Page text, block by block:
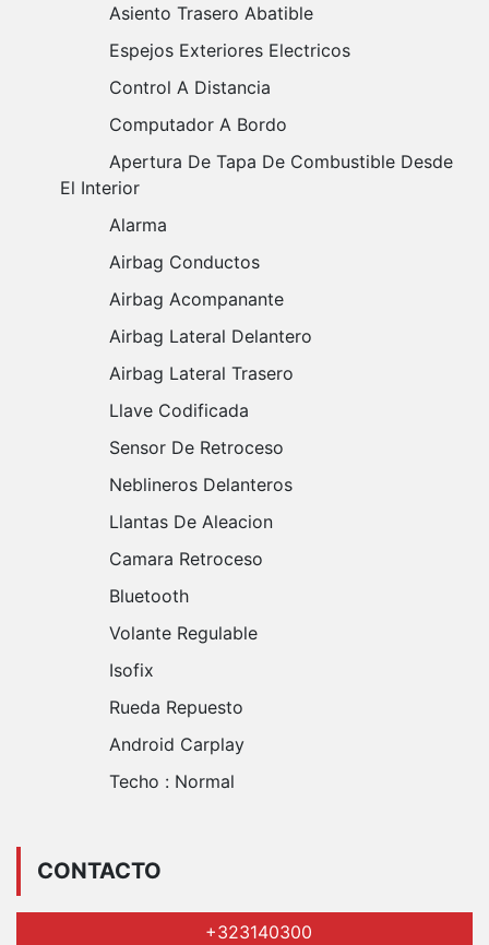
Asiento Trasero Abatible
Espejos Exteriores Electricos
Control A Distancia
Computador A Bordo
El Interior
Alarma
Airbag Conductos
Airbag Acompanante
Airbag Lateral Delantero
Airbag Lateral Trasero
Llave Codificada
Sensor De Retroceso
Neblineros Delanteros
Llantas De Aleacion
Camara Retroceso
Bluetooth
Volante Regulable
Isofix
Rueda Repuesto
Android Carplay
Techo : Normal
CONTACTO
+323140300